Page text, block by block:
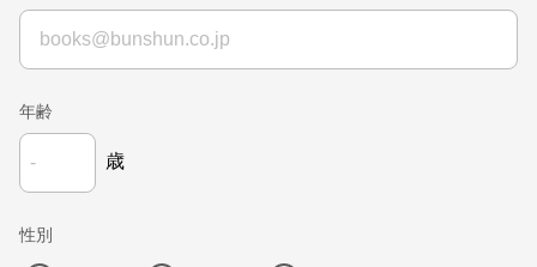
年齢
歳
性別